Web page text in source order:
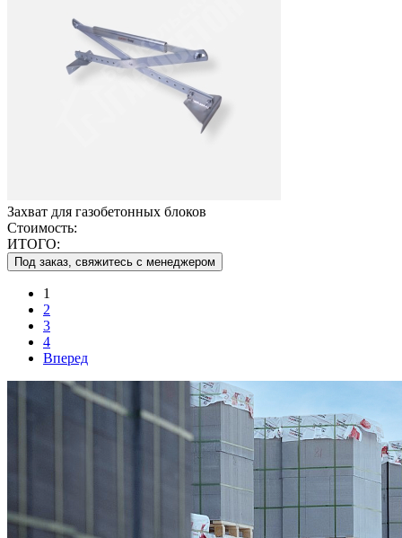
Захват для газобетонных блоков
Стоимость:
ИТОГО:
Под заказ, свяжитесь с менеджером
1
2
3
4
Вперед